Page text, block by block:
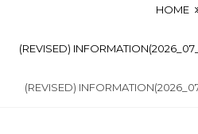
HOME
(REVISED)
(REVISED)